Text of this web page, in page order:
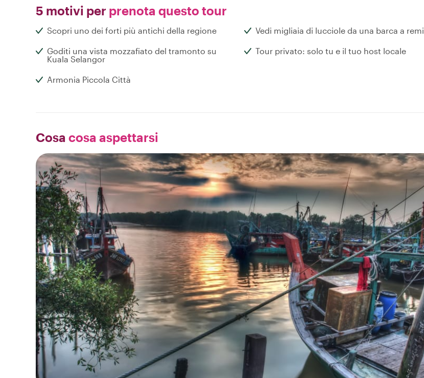
5 motivi per prenota questo tour
Scopri uno dei forti più antichi della regione Vedi migliaia di lucciole da una barca a remi
Goditi una vista mozzafiato del tramonto su
Kuala Selangor
Tour privato: solo tu e il tuo host locale
Armonia Piccola Città
Cosa cosa aspettarsi